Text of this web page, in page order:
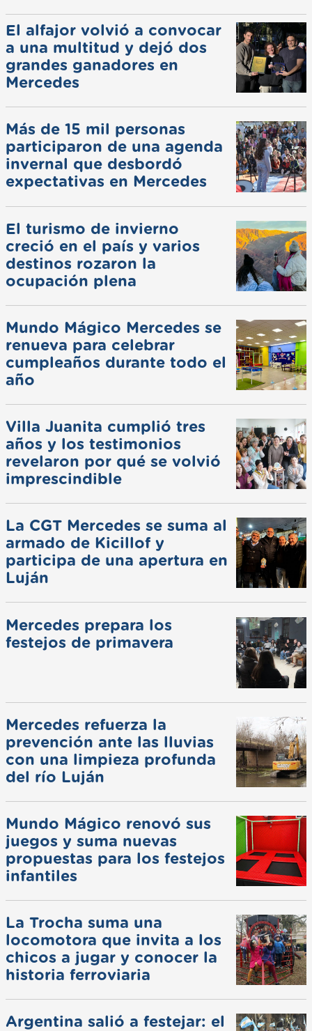
El alfajor volvió a convocar
a una multitud y dejó dos
grandes ganadores en
Mercedes
Más de 15 mil personas
participaron de una agenda
invernal que desbordó
expectativas en Mercedes
El turismo de invierno
creció en el país y varios
destinos rozaron la
ocupación plena
Mundo Mágico Mercedes se
renueva para celebrar
cumpleaños durante todo el
año
Villa Juanita cumplió tres
años y los testimonios
revelaron por qué se volvió
imprescindible
La CGT Mercedes se suma al
armado de Kicillof y
participa de una apertura en
Luján
Mercedes prepara los
festejos de primavera
Mercedes refuerza la
prevención ante las lluvias
con una limpieza profunda
del río Luján
Mundo Mágico renovó sus
juegos y suma nuevas
propuestas para los festejos
infantiles
La Trocha suma una
locomotora que invita a los
chicos a jugar y conocer la
historia ferroviaria
Argentina salió a festejar: el